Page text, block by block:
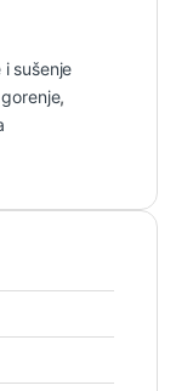
i sušenje
gorenje,